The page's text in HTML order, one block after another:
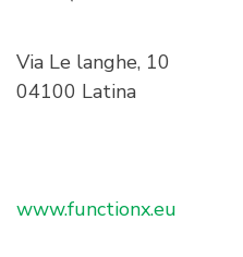
Via Le langhe, 10
04100 Latina
www.functionx.eu